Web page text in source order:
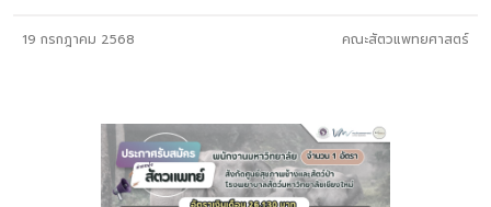
19 กรกฎาคม 2568 คณะสัตวแพทยศาสตร์